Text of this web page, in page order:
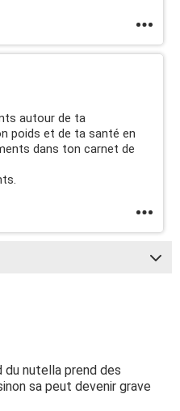
autour de ta
poids et de ta santé en
dans ton carnet de
du nutella prend des
sa peut devenir grave